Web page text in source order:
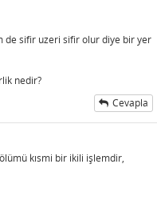
de sifir uzeri sifir olur diye bir yer
nedir?
Cevapla
kısmi bir ikili işlemdir,